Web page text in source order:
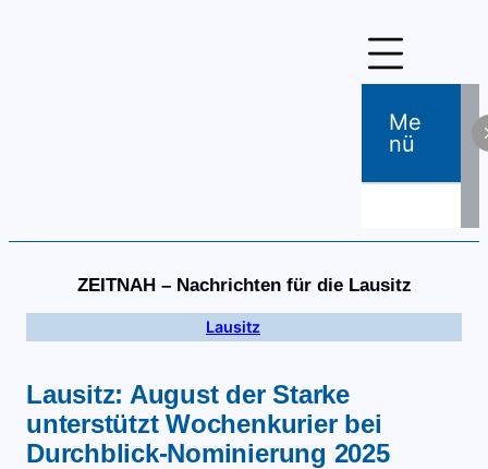
Me
Nü
ZEITNAH – Nachrichten für die Lausitz
Lausitz
Lausitz: August der Starke
unterstützt Wochenkurier bei
Durchblick-Nominierung 2025